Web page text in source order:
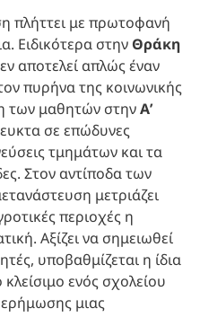
πλήττει με πρωτοφανή
Ειδικότερα στην Θράκη
αποτελεί απλώς έναν
πυρήνα της κοινωνικής
των μαθητών στηνΑ’
σε επώδυνες
τμημάτων και τα
Στον αντίποδα των
μετριάζει
περιοχές η
Αξίζει να σημειωθεί
υποβαθμίζεται η ίδια
ενός σχολείου
μιας